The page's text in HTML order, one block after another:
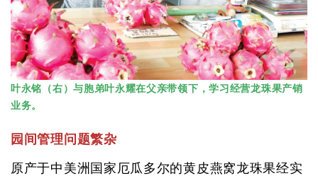
叶永铭（右）与胞弟叶永耀在父亲带领下，学习经营龙珠果产销
业务。
园间管理问题繁杂
原产于中美洲国家厄瓜多尔的黄皮燕窝龙珠果经实